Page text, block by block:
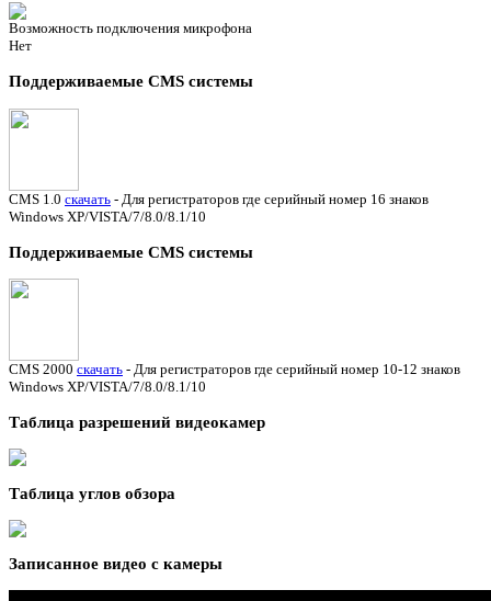
Возможность подключения микрофона
Нет
Поддерживаемые CMS системы
CMS 1.0 скачать - Для регистраторов где серийный номер 16 знаков
Windows XP/VISTA/7/8.0/8.1/10
Поддерживаемые CMS системы
CMS 2000 скачать - Для регистраторов где серийный номер 10-12 знаков
Windows XP/VISTA/7/8.0/8.1/10
Таблица разрешений видеокамер
Таблица углов обзора
Записанное видео с камеры